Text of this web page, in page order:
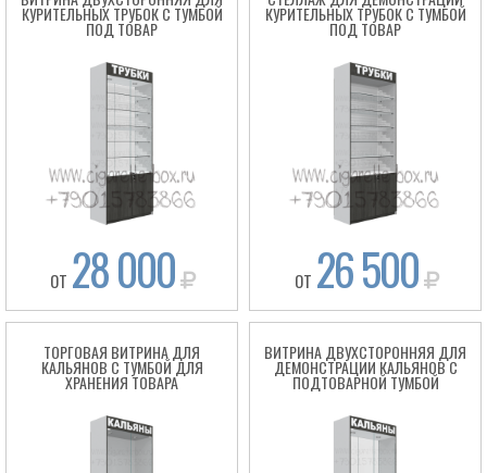
КУРИТЕЛЬНЫХ ТРУБОК С ТУМБОЙ
ПОД ТОВАР
ОТ 28 000
КУРИТЕЛЬНЫХ ТРУБОК С ТУМБОЙ
ПОД ТОВАР
ОТ 26 500
ТОРГОВАЯ ВИТРИНА ДЛЯ
КАЛЬЯНОВ С ТУМБОЙ ДЛЯ
ХРАНЕНИЯ ТОВАРА
ВИТРИНА ДВУХСТОРОННЯЯ ДЛЯ
ДЕМОНСТРАЦИИ КАЛЬЯНОВ С
ПОДТОВАРНОЙ ТУМБОЙ